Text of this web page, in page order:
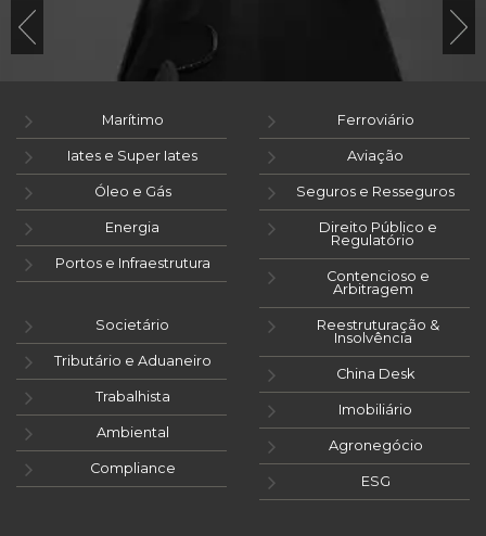
Marítimo
Iates e Super Iates
Óleo e Gás
Energia
Portos e Infraestrutura
Ferroviário
Aviação
Seguros e Resseguros
Direito Público e
Regulatório
Contencioso e
Arbitragem
Societário
Tributário e Aduaneiro
Trabalhista
Ambiental
Compliance
Reestruturação &
Insolvência
China Desk
Imobiliário
Agronegócio
ESG